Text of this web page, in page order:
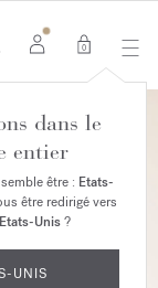
0
dans le
entier
être : Etats-
être redirigé vers
Unis?
UNIS